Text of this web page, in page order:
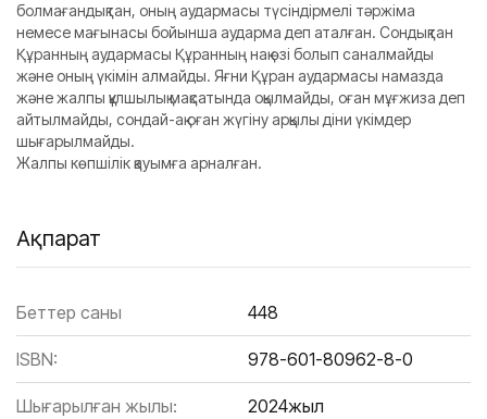
болмағандықтан, оның аудармасы түсіндірмелі тәржіма
немесе мағынасы бойынша аударма деп аталған. Сондықтан
Құранның аудармасы Құранның нақ өзі болып саналмайды
және оның үкімін алмайды. Яғни Құран аудармасы намазда
және жалпы құлшылық мақсатында оқылмайды, оған мұғжиза деп
айтылмайды, сондай-ақ оған жүгіну арқылы діни үкімдер
шығарылмайды.
Жалпы көпшілік қауымға арналған.
Ақпарат
Беттер саны 448
ISBN: 978-601-80962-8-0
Шығарылған жылы: 2024жыл